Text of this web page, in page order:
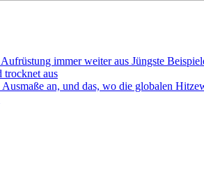
immer weiter aus Jüngste
trocknet aus
an, und das, wo die globalen